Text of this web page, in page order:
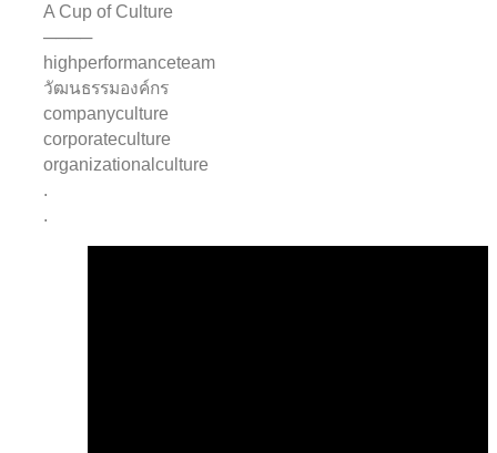
A Cup of Culture
────
highperformanceteam
วัฒนธรรมองค์กร
companyculture
corporateculture
organizationalculture
.
.